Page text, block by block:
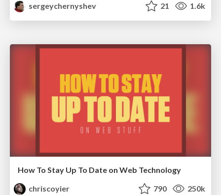
sergeychernyshev
21 1.6k
How To Stay Up To Date on Web Technology
chriscoyier
790 250k